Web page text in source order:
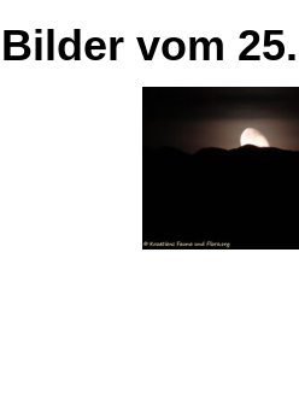
Bilder vom